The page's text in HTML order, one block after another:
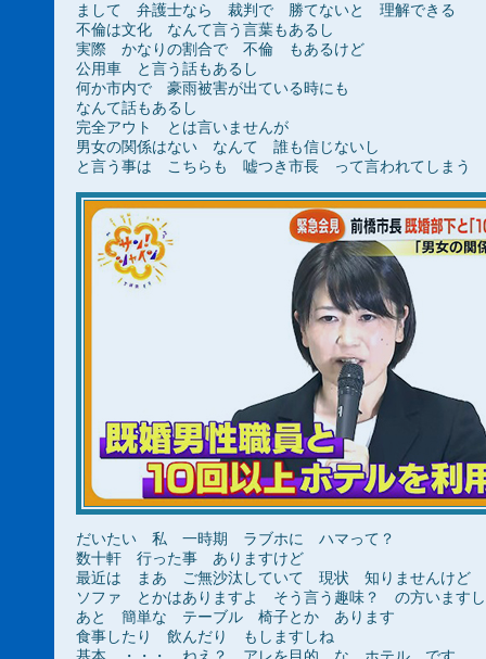
まして 弁護士なら 裁判で 勝てないと 理解できる
不倫は文化 なんて言う言葉もあるし
実際 かなりの割合で 不倫 もあるけど
公用車 と言う話もあるし
何か市内で 豪雨被害が出ている時にも
なんて話もあるし
完全アウト とは言いませんが
男女の関係はない なんて 誰も信じないし
と言う事は こちらも 嘘つき市長 って言われてしまう
だいたい 私 一時期 ラブホに ハマって？
数十軒 行った事 ありますけど
最近は まあ ご無沙汰していて 現状 知りませんけど
ソファ とかはありますよ そう言う趣味？ の方いますし
あと 簡単な テーブル 椅子とか あります
食事したり 飲んだり もしますしね